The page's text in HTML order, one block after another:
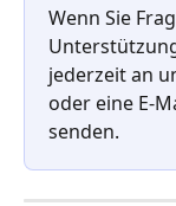
Wenn Sie
jederzeit an
oder eine E-
senden.